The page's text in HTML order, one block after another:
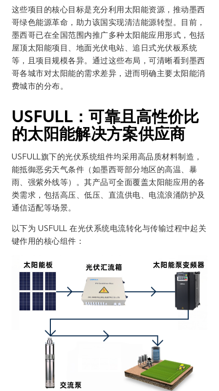
这些项目的核心目标是充分利用太阳能资源，推动墨西
哥绿色能源革命，助力该国实现清洁能源转型。目前，
墨西哥已在全国范围内推广多种太阳能应用形式，包括
屋顶太阳能项目、地面光伏电站、追日式光伏板系统
等，且项目规模各异。通过这些布局，可清晰看到墨西
哥各城市对太阳能的需求差异，进而明确主要太阳能消
费城市的分布。
USFULL：可靠且高性价比
的太阳能解决方案供应商
USFULL旗下的光伏系统组件均采用高品质材料制造，
能抵御恶劣天气条件（如墨西哥部分地区的高温、暴
雨、强紫外线等）。其产品可全面覆盖太阳能应用的各
类需求，包括高压、低压、直流供电、电流浪涌防护及
通信适配等场景。
以下为 USFULL 在光伏系统电流转化与传输过程中起关
键作用的核心组件：